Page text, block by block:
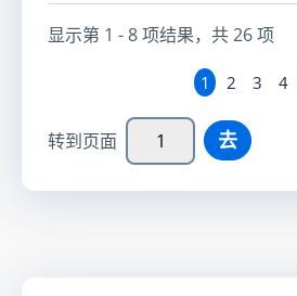
显示第 1 - 8项结果，共26项
1 2 3 4
转到页面 去